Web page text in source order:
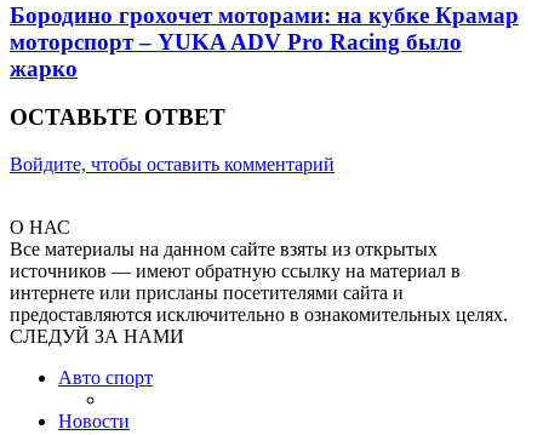
Бородино грохочет моторами: на кубке Крамар
моторспорт – YUKA ADV Pro Racing было
жарко
ОСТАВЬТЕ ОТВЕТ
Войдите, чтобы оставить комментарий
О НАС
Все материалы на данном сайте взяты из открытых
источников — имеют обратную ссылку на материал в
интернете или присланы посетителями сайта и
предоставляются исключительно в ознакомительных целях.
СЛЕДУЙ ЗА НАМИ
Авто спорт
Новости